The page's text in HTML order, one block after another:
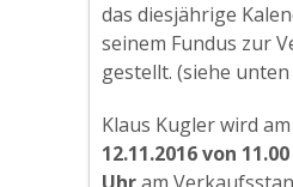
das diesjährige
seinem Fundus zur
gestellt. (siehe unten
Klaus Kugler wird am
12.11.2016 von 11.00